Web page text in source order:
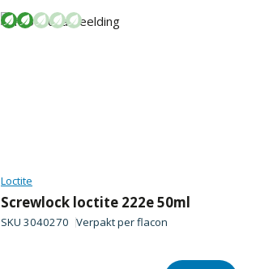
Loctite
Screwlock loctite 222e 50ml
SKU 3040270 Verpakt perflacon